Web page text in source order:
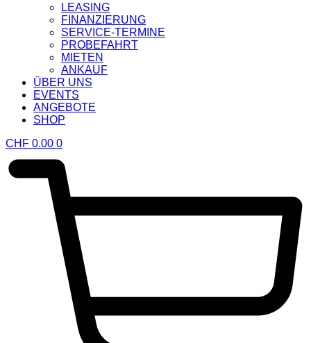
LEASING
FINANZIERUNG
SERVICE-TERMINE
PROBEFAHRT
MIETEN
ANKAUF
ÜBER UNS
EVENTS
ANGEBOTE
SHOP
CHF 0.00 0